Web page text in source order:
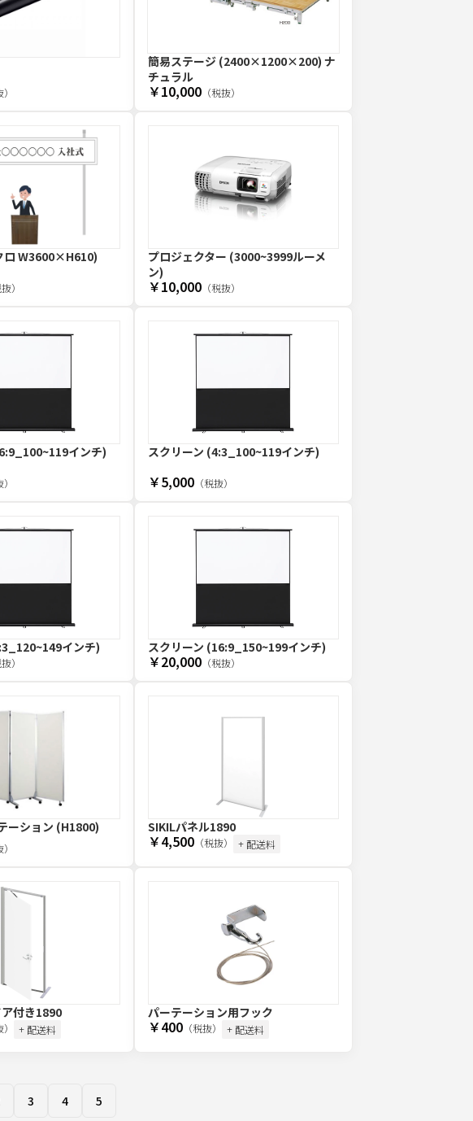
簡易ステージ (2400×1200×200) ナ
チュラル
￥10,000（税抜）
ロ W3600×H610)
）
プロジェクター (3000~3999ルーメ
ン)
￥10,000（税抜）
インチ) スクリーン (4:3_100~119インチ)
￥5,000（税抜）
インチ)
）
スクリーン (16:9_150~199インチ)
￥20,000（税抜）
ーション (H1800) SIKILパネル1890
￥4,500（税抜） + 配送料
付き1890
+ 配送料
パーテーション用フック
￥400（税抜） + 配送料
3 4 5